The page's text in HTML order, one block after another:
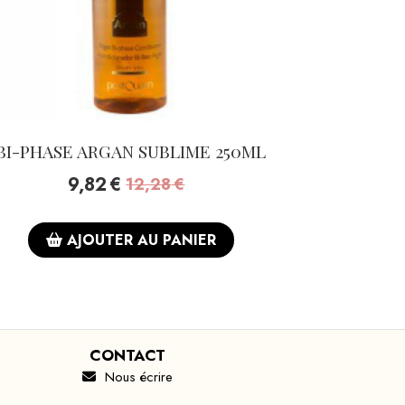
PHASE ARGAN SUBLIME 250ML
9,82€ 12,28€
AJOUTER AU PANIER
CONTACT
 Nous écrire